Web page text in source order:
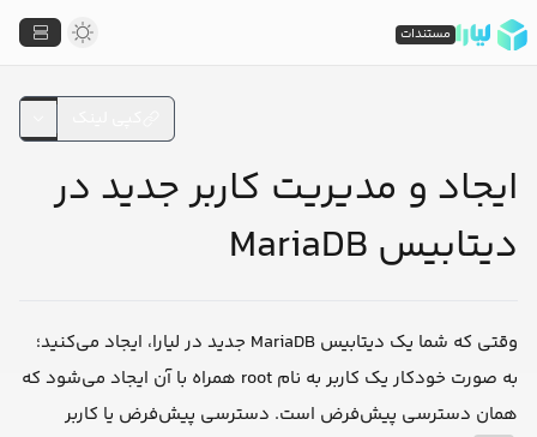
ایجاد و مدیریت کاربر جدید در
دیتابیس MariaDB
وقتی که شما یک دیتابیس MariaDB جدید در لیارا، ایجاد می‌کنید؛
به صورت خودکار یک کاربر به نام root همراه با آن ایجاد می‌شود که
همان دسترسی پیش‌فرض است. دسترسی پیش‌فرض یا کاربر
مستندات